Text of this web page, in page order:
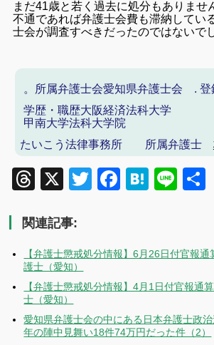
まだ41歳と若く過去に処分もありませ
不通であれば弁護士会費も滞納してい
士会が調査すべきだったのではないで
。所属弁護士会愛知県弁護士会 .
学歴・職歴大阪経済法科大学
甲南大学法科大学院
たいこう法律事務所
所属弁護士
Threads
X TwitterFacebook
Hatena
Line
関連記事:
【弁護士懲戒処分情報】6月26日付官報
護士（愛知）
【弁護士懲戒処分情報】4月1日付官報通
士（愛知）
愛知県弁護士会の中にある日本弁護士政
年の陣中見舞い18件74万円だった件（2）